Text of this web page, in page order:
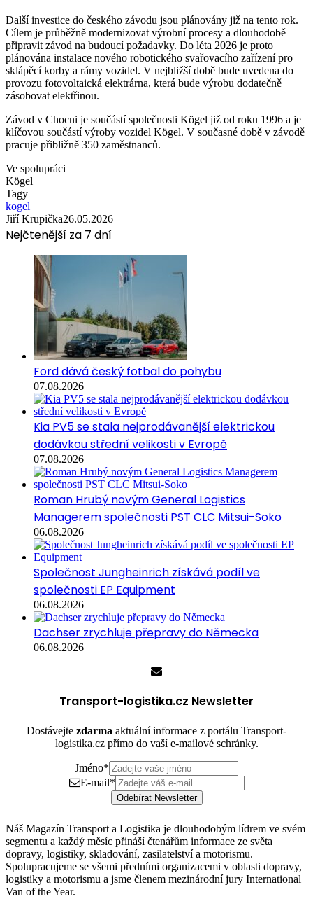
Další investice do českého závodu jsou plánovány již na tento rok.
Cílem je průběžně modernizovat výrobní procesy a dlouhodobě
připravit závod na budoucí požadavky. Do léta 2026 je proto
plánována instalace nového robotického svařovacího zařízení pro
sklápěcí korby a rámy vozidel. V nejbližší době bude uvedena do
provozu fotovoltaická elektrárna, která bude výrobu dodatečně
zásobovat elektřinou.
Závod v Chocni je součástí společnosti Kögel již od roku 1996 a je
klíčovou součástí výroby vozidel Kögel. V současné době v závodě
pracuje přibližně 350 zaměstnanců.
Ve spolupráci
Kögel
Tagy
kogel
Jiří Krupička26.05.2026
Nejčtenější za 7 dní
Ford dává český fotbal do pohybu
07.08.2026
Kia PV5 se stala nejprodávanější elektrickou
dodávkou střední velikosti v Evropě
07.08.2026
Roman Hrubý novým General Logistics
Managerem společnosti PST CLC Mitsui-Soko
06.08.2026
Společnost Jungheinrich získává podíl ve
společnosti EP Equipment
06.08.2026
Dachser zrychluje přepravy do Německa
06.08.2026
Transport-logistika.cz Newsletter
Dostávejte zdarma aktuální informace z portálu Transport-
logistika.cz přímo do vaší e-mailové schránky.
Jméno*
E-mail*
Odebírat Newsletter
Náš Magazín Transport a Logistika je dlouhodobým lídrem ve svém
segmentu a každý měsíc přináší čtenářům informace ze světa
dopravy, logistiky, skladování, zasilatelství a motorismu.
Spolupracujeme se všemi předními organizacemi v oblasti dopravy,
logistiky a motorismu a jsme členem mezinárodní jury International
Van of the Year.